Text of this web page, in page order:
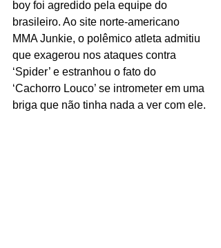
boy foi agredido pela equipe do
brasileiro. Ao site norte-americano
MMA Junkie, o polêmico atleta admitiu
que exagerou nos ataques contra
‘Spider’ e estranhou o fato do
‘Cachorro Louco’ se intrometer em uma
briga que não tinha nada a ver com ele.